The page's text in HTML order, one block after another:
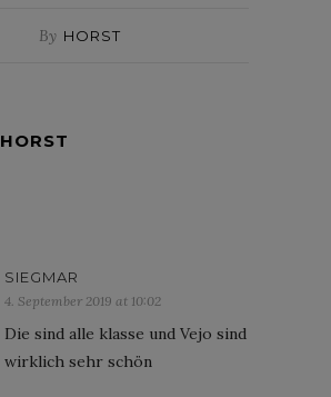
By HORST
HORST
SIEGMAR
4. September 2019 at 10:02
Die sind alle klasse und Vejo sind
wirklich sehr schön